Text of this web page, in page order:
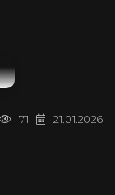
21.01.2026
71